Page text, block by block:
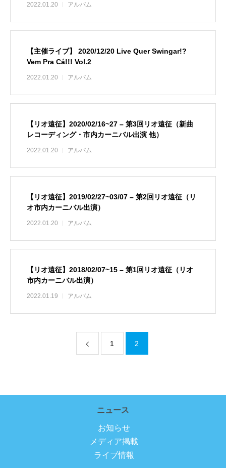
2022.01.20 アルバム
【主催ライブ】 2020/12/20 Live Quer Swingar!?
Vem Pra Cá!!! Vol.2
2022.01.20 アルバム
【リオ遠征】2020/02/16~27 – 第3回リオ遠征（新曲
レコーディング・市内カーニバル出演 他）
2022.01.20 アルバム
【リオ遠征】2019/02/27~03/07 – 第2回リオ遠征（リ
オ市内カーニバル出演）
2022.01.20 アルバム
【リオ遠征】2018/02/07~15 – 第1回リオ遠征（リオ
市内カーニバル出演）
2022.01.19 アルバム
1 2
ニュース
お知らせ
メディア掲載
ライブ情報